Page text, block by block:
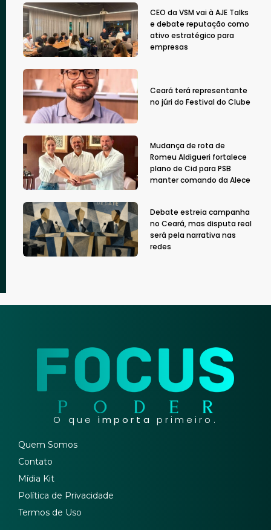
CEO da VSM vai à AJE Talks
e debate reputação como
ativo estratégico para
empresas
Ceará terá representante
no júri do Festival do Clube
Mudança de rota de
Romeu Aldigueri fortalece
plano de Cid para PSB
manter comando da Alece
Debate estreia campanha
no Ceará, mas disputa real
será pela narrativa nas
redes
O que importa primeiro.
Quem Somos
Contato
Mídia Kit
Política de Privacidade
Termos de Uso